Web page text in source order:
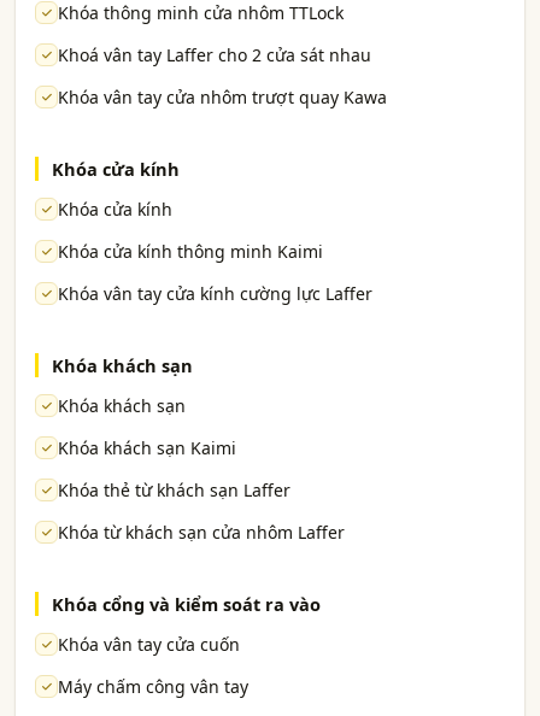
Khóa thông minh cửa nhôm TTLock
Khoá vân tay Laffer cho 2 cửa sát nhau
Khóa vân tay cửa nhôm trượt quay Kawa
Khóa cửa kính
Khóa cửa kính
Khóa cửa kính thông minh Kaimi
Khóa vân tay cửa kính cường lực Laffer
Khóa khách sạn
Khóa khách sạn
Khóa khách sạn Kaimi
Khóa thẻ từ khách sạn Laffer
Khóa từ khách sạn cửa nhôm Laffer
Khóa cổng và kiểm soát ra vào
Khóa vân tay cửa cuốn
Máy chấm công vân tay